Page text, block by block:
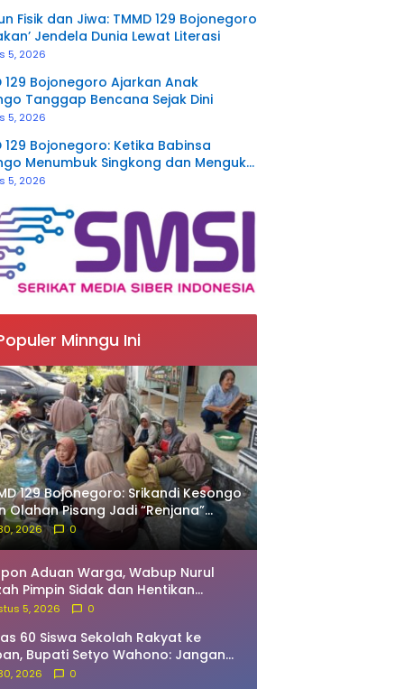
Fisik dan Jiwa: TMMD 129 Bojonegoro
Jendela Dunia Lewat Literasi
5, 2026
129 Bojonegoro Ajarkan Anak
Tanggap Bencana Sejak Dini
5, 2026
129 Bojonegoro: Ketika Babinsa
Menumbuk Singkong dan Mengukir
dengan Warga
5, 2026
Minngu Ini
129 Bojonegoro: Srikandi Kesongo
Olahan Pisang Jadi “Renjana”
2026 0
Aduan Warga, Wabup Nurul
Pimpin Sidak dan Hentikan
Pengerukan Tanah di Trucuk
5, 2026 0
60 Siswa Sekolah Rakyat ke
Bupati Setyo Wahono: Jangan
Semangat Meraih Cita-Cita!
2026 0